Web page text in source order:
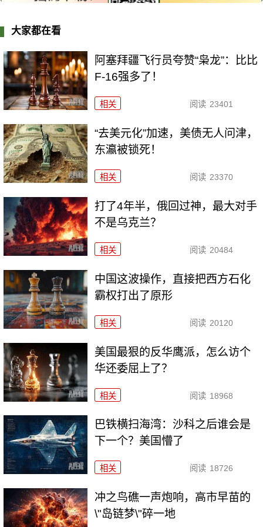
大家都在看
阿塞拜疆飞行员夸赞“枭龙”：比比
F-16强多了！
相关 阅读 23401
“去美元化”加速，美债无人问津，
东瀛被锁死！
相关 阅读 23370
打了4年半，俄回过神，最大对手
不是乌克兰？
相关 阅读 20484
中国这波操作，直接把西方石化
霸权打出了原形
相关 阅读 20120
美国最狠的反华鹰派，怎么访个
华还委屈上了？
相关 阅读 18968
巴铁横扫海湾：沙科之后谁会是
下一个？美国懵了
相关 阅读 18726
冲之鸟礁一声炮响，高市早苗的
\"岛链梦\"碎一地